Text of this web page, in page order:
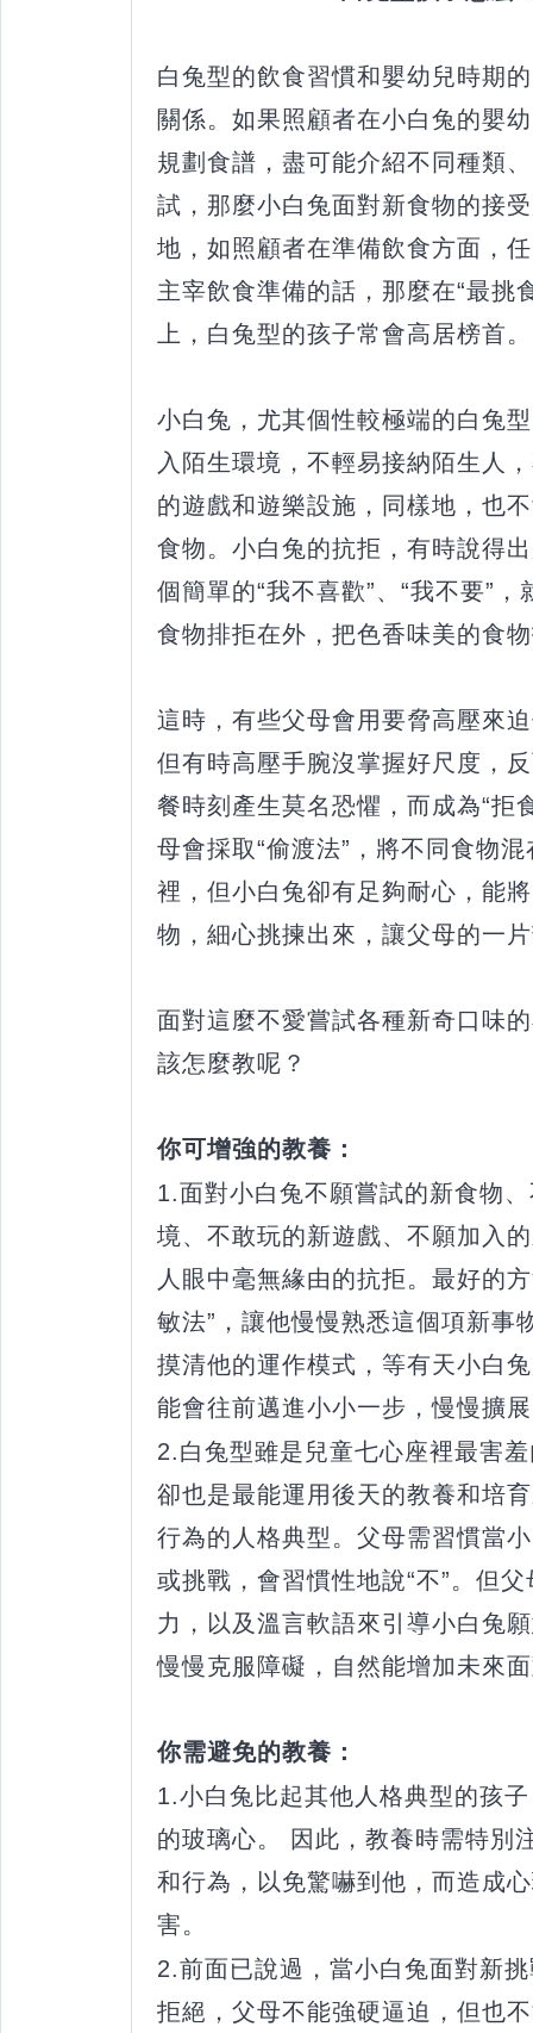
白兔型的飲食習慣和嬰幼兒時期
關係。如果照顧者在小白兔的嬰
規劃食譜，盡可能介紹不同種類
試，那麼小白兔面對新食物的接
地，如照顧者在準備飲食方面，
主宰飲食準備的話，那麼在“最挑
上，白兔型的孩子常會高居榜首。
小白兔，尤其個性較極端的白兔
入陌生環境，不輕易接納陌生人
的遊戲和遊樂設施，同樣地，也
食物。小白兔的抗拒，有時說得
個簡單的“我不喜歡”、“我不要”
食物排拒在外，把色香味美的食
這時，有些父母會用要脅高壓來
但有時高壓手腕沒掌握好尺度，
餐時刻產生莫名恐懼，而成為“拒
母會採取“偷渡法”，將不同食物
裡，但小白兔卻有足夠耐心，能
物，細心挑揀出來，讓父母的一
面對這麼不愛嘗試各種新奇口味
該怎麼教呢？
你可增強的教養：
1.面對小白兔不願嘗試的新食物
境、不敢玩的新遊戲、不願加入
人眼中毫無緣由的抗拒。最好的
敏法”，讓他慢慢熟悉這個項新事
摸清他的運作模式，等有天小白
能會往前邁進小小一步，慢慢擴
2.白兔型雖是兒童七心座裡最害
卻也是最能運用後天的教養和培
行為的人格典型。父母需習慣當
或挑戰，會習慣性地說“不”。但
力，以及溫言軟語來引導小白兔
慢慢克服障礙，自然能增加未來
你需避免的教養：
1.小白兔比起其他人格典型的孩
的玻璃心。 因此，教養時需特別
和行為，以免驚嚇到他，而造成
害。
2.前面已說過，當小白兔面對新
拒絕，父母不能強硬逼迫，但也